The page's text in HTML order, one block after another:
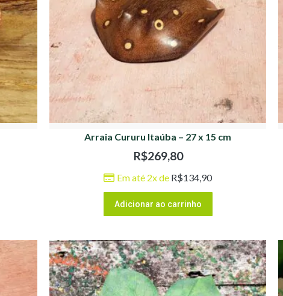
Arraia Cururu Itaúba – 27 x 15 cm
R$269,80
Em até 2x de R$134,90
Adicionar ao carrinho